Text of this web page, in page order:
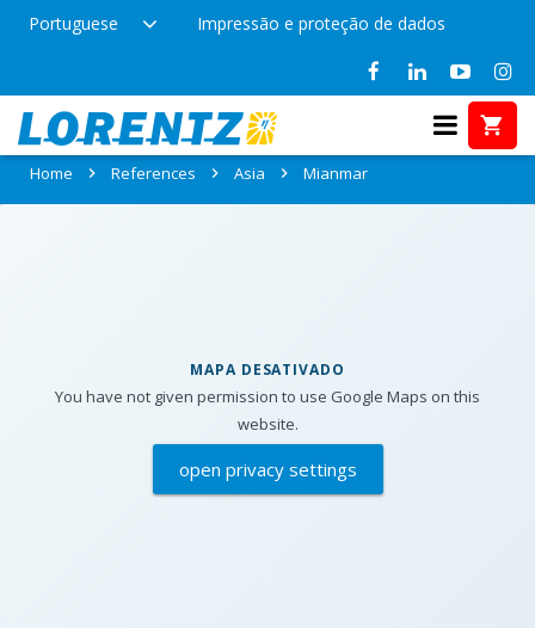
Portuguese Impressão e proteção de dados
References in Mianmar
Home References Asia Mianmar
MAPA DESATIVADO
You have not given permission to use Google Maps on this
website.
open privacy settings